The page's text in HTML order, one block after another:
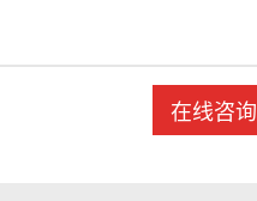
在线咨询